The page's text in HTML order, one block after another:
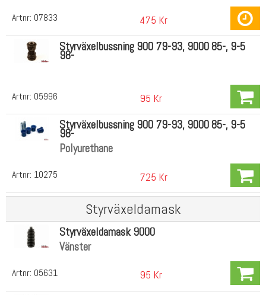
Artnr: 07833 475 Kr
Artnr: 05996
Styrväxelbussning 900 79-93, 9000 85-, 9-5
98-
95 Kr
Artnr: 10275
Styrväxelbussning 900 79-93, 9000 85-, 9-5
98-
Polyurethane
725 Kr
Styrväxeldamask
Artnr: 05631
Styrväxeldamask 9000
Vänster
95 Kr